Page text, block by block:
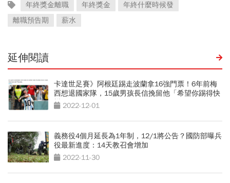
年終獎金離職 年終獎金
年終什麼時候發
離職預告期
薪水
延伸閱讀
卡達世足賽》阿根廷踢走波蘭拿16強門票！6年前梅
西想退國家隊，15歲男孩長信挽留他「希望你踢得快
樂」2022-12-01
義務役4個月延長為1年制，12/1將公告？國防部曝兵
役最新進度：14天教召會增加
2022-11-30